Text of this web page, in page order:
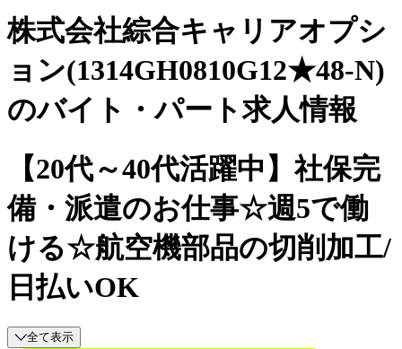
株式会社綜合キャリアオプシ
ョン(1314GH0810G12★48-N)
のバイト・パート求人情報
【20代～40代活躍中】社保完
備・派遣のお仕事☆週5で働
ける☆航空機部品の切削加工/
日払いOK
全て表示